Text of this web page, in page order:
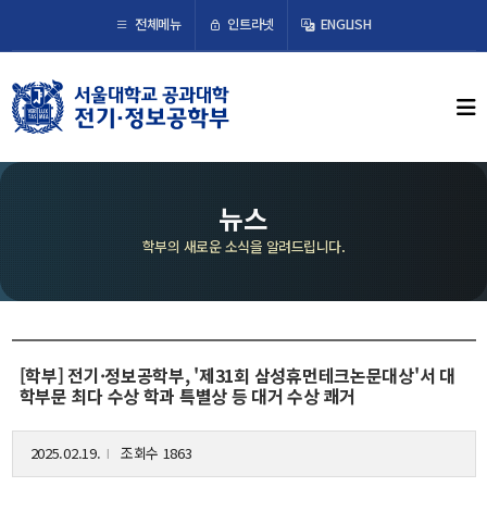
전체메뉴 인트라넷 ENGLISH ×
학부뉴스
뉴스
학부장 인사말
연혁
조직도
오시는 길
교수/연구
뉴스
학부의 새로운 소식을 알려드립니다.
[학부] 전기·정보공학부, '제31회 삼성휴먼테크논문대상'서 대
학부문 최다 수상 학과 특별상 등 대거 수상 쾌거
2025.02.19. 조회수 1863